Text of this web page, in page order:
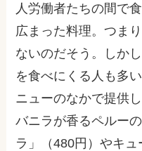
人労働者たちの間で
広まった料理。つま
ないのだそう。しか
を食べにくる人も多
ニューのなかで提供し
バニラが香るペルー
ラ」（480円）やキ